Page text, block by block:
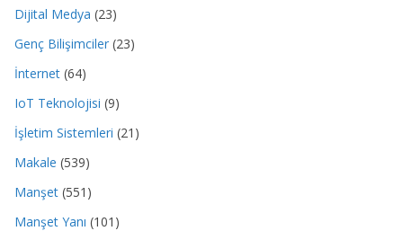
Dijital Medya (23)
Genç Bilişimciler (23)
İnternet (64)
IoT Teknolojisi (9)
İşletim Sistemleri (21)
Makale (539)
Manşet (551)
Manşet Yanı (101)